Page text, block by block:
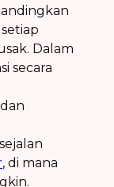
Dalam
secara
, di mana